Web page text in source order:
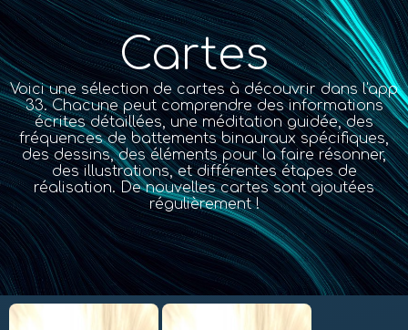
Cartes
Voici une sélection de cartes à découvrir dans l'app
33. Chacune peut comprendre des informations
écrites détaillées, une méditation guidée, des
fréquences de battements binauraux spécifiques,
des dessins, des éléments pour la faire résonner,
des illustrations, et différentes étapes de
réalisation. De nouvelles cartes sont ajoutées
régulièrement !